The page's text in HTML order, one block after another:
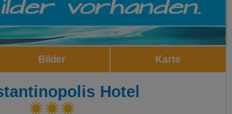
Bilder Karte
Hotel